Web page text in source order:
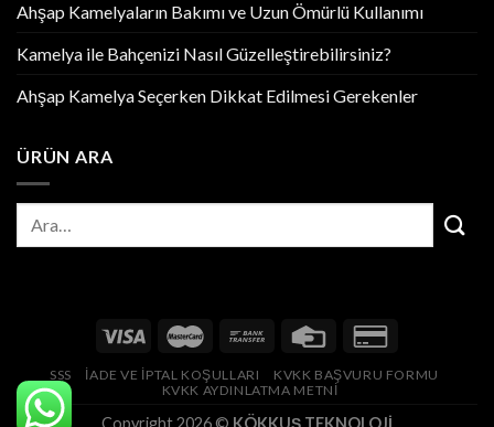
Ahşap Kamelyaların Bakımı ve Uzun Ömürlü Kullanımı
Kamelya ile Bahçenizi Nasıl Güzelleştirebilirsiniz?
Ahşap Kamelya Seçerken Dikkat Edilmesi Gerekenler
ÜRÜN ARA
SSS İADE VE İPTAL KOŞULLARI
KVKK BAŞVURU FORMU
KVKK AYDINLATMA METNİ
Copyright 2026 © KÖKKUŞ TEKNOLOJİ